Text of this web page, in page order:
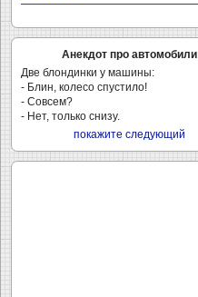
Анекдот про автомобили
Две блондинки у машины:
- Блин, колесо спустило!
- Совсем?
- Нет, только снизу.
покажите следующий